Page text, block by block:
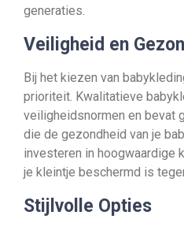
generaties.
Veiligheid en
Bij het kiezen van
prioriteit. Kwalitatieve
veiligheidsnormen en bevat
die de gezondheid van je
investeren in hoogwaardige
je kleintje beschermd is
Stijlvolle Opties